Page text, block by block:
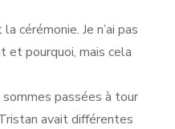
cérémonie. Je n’ai pas
et pourquoi, mais cela
passées à tour
avait différentes